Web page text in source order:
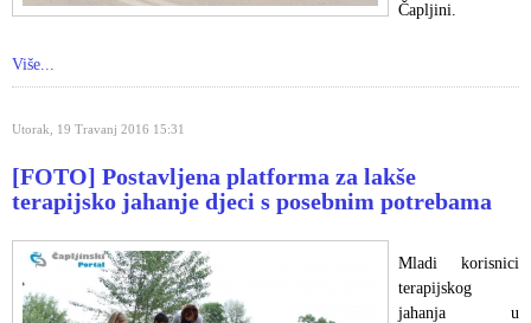
Čapljini.
Više...
Utorak, 19 Travanj 2016 15:31
[FOTO] Postavljena platforma za lakše
terapijsko jahanje djeci s posebnim potrebama
Mladi korisnici
terapijskog
jahanja u